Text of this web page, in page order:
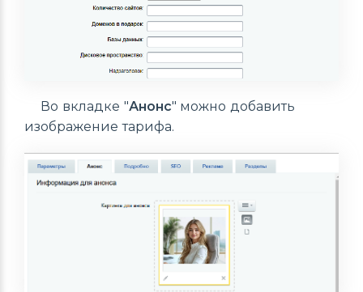
Во вкладке "Анонс" можно добавить
изображение тарифа.